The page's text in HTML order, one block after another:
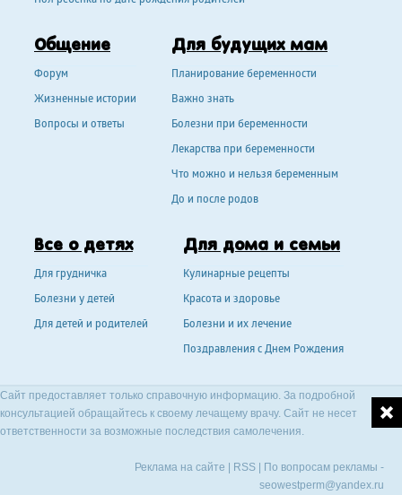
Общение
Форум
Жизненные истории
Вопросы и ответы
Для будущих мам
Планирование беременности
Важно знать
Болезни при беременности
Лекарства при беременности
Что можно и нельзя беременным
До и после родов
Все о детях
Для грудничка
Болезни у детей
Для детей и родителей
Для дома и семьи
Кулинарные рецепты
Красота и здоровье
Болезни и их лечение
Поздравления с Днем Рождения
Сайт предоставляет только справочную информацию. За подробной
консультацией обращайтесь к своему лечащему врачу. Сайт не несет
ответственности за возможные последствия самолечения.
Реклама на сайте | RSS | По вопросам рекламы -
seowestperm@yandex.ru